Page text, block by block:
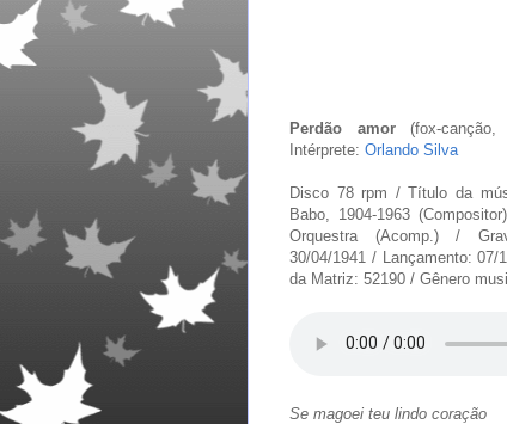
Perdão amor(fox-canção,
Intérprete: Orlando Silva
Disco 78 rpm / Título da
Babo, 1904-1963
Orquestra (Acomp.) /
30/04/1941 / Lançamento: 07/
da Matriz: 52190 / Gênero
Se magoei teu lindo coração